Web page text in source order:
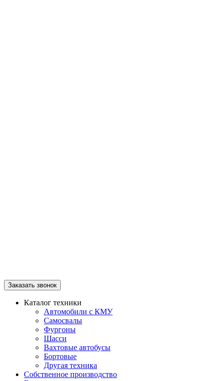
Заказать звонок
Каталог техники
Автомобили с КМУ
Самосвалы
Фургоны
Шасси
Вахтовые автобусы
Бортовые
Другая техника
Собственное производство